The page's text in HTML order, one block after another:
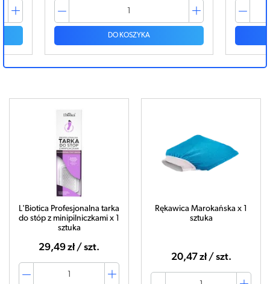
DO KOSZYKA
L'Biotica Profesjonalna tarka
do stóp z minipilniczkami x 1
sztuka
29,49 zł / szt.
Rękawica Marokańska x 1
sztuka
20,47 zł / szt.